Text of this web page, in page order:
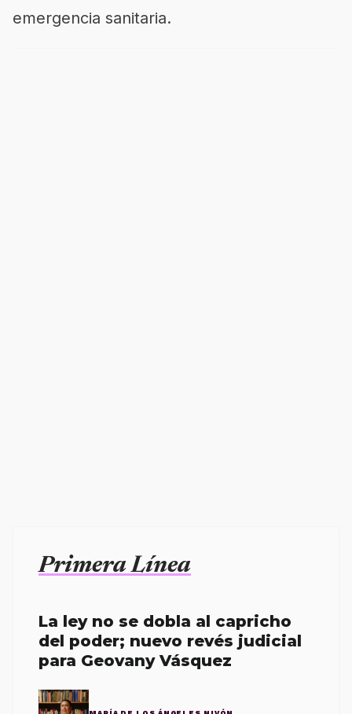
emergencia sanitaria.
Primera Línea
La ley no se dobla al capricho
del poder; nuevo revés judicial
para Geovany Vásquez